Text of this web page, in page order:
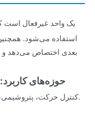
حوزه‌های کاربرد:
کنترل حرکت، پتروشیمی، متالورژی، صنعت برق و ساخت‌وساز شهری و سایر صنایع استفاده می‌شود.